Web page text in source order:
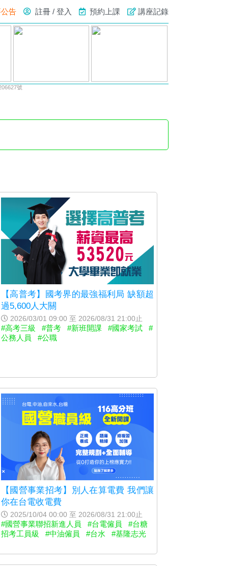
告 註冊 / 登入 預約上課 講座記錄
號
【高普考】國考界的最強福利局 缺額超
過5,600人大關
2026/03/01 09:00 至 2026/08/31 21:00止
#高考三級 #普考 #新班開課 #國家考試
#
公務人員
#公職
【國營事業招考】別人在算電費 我們讓
你在台電收電費
2025/10/04 00:00 至 2026/08/31 21:00止
#國營事業聯招新進人員 #台電僱員
#台糖
招考工員級
#中油僱員 #台水 #基隆志光